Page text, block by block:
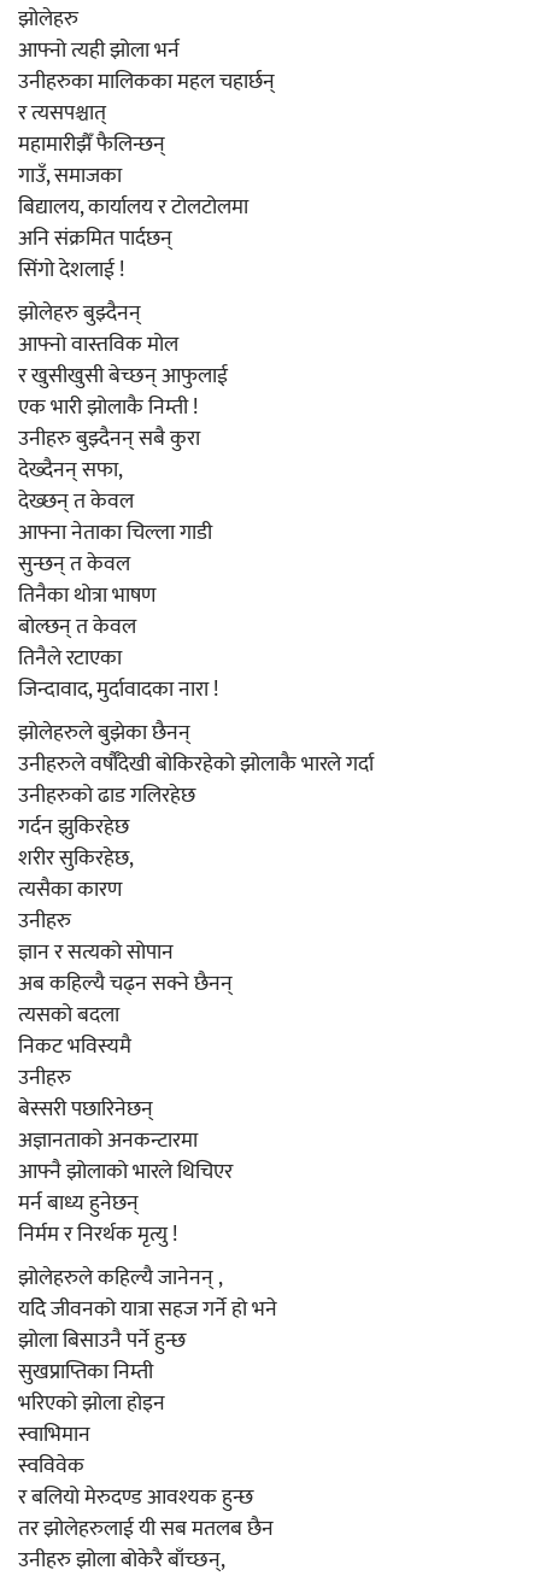
झोलेहरु
आफ्नो त्यही झोला भर्न
उनीहरुका मालिकका महल चहार्छन्
र त्यसपश्चात्
महामारीझैँ फैलिन्छन्
गाउँ, समाजका
बिद्यालय, कार्यालय र टोलटोलमा
अनि संक्रमित पार्दछन्
सिंगो देशलाई !
झोलेहरु बुझ्दैनन्
आफ्नो वास्तविक मोल
र खुसीखुसी बेच्छन् आफुलाई
एक भारी झोलाकै निम्ती !
उनीहरु बुझ्दैनन् सबै कुरा
देख्दैनन् सफा,
देख्छन् त केवल
आफ्ना नेताका चिल्ला गाडी
सुन्छन् त केवल
तिनैका थोत्रा भाषण
बोल्छन् त केवल
तिनैले रटाएका
जिन्दावाद, मुर्दावादका नारा !
झोलेहरुले बुझेका छैनन्
उनीहरुले वर्षौँदेखी बोकिरहेको झोलाकै भारले गर्दा
उनीहरुको ढाड गलिरहेछ
गर्दन झुकिरहेछ
शरीर सुकिरहेछ,
त्यसैका कारण
उनीहरु
ज्ञान र सत्यको सोपान
अब कहिल्यै चढ्न सक्ने छैनन्
त्यसको बदला
निकट भविस्यमै
उनीहरु
बेस्सरी पछारिनेछन्
अज्ञानताको अनकन्टारमा
आफ्नै झोलाको भारले थिचिएर
मर्न बाध्य हुनेछन्
निर्मम र निरर्थक मृत्यु !
झोलेहरुले कहिल्यै जानेनन् ,
यदेि जीवनको यात्रा सहज गर्ने हो भने
झोला बिसाउनै पर्ने हुन्छ
सुखप्राप्तिका निम्ती
भरिएको झोला होइन
स्वाभिमान
स्वविवेक
र बलियो मेरुदण्ड आवश्यक हुन्छ
तर झोलेहरुलाई यी सब मतलब छैन
उनीहरु झोला बोकेरै बाँच्छन्,